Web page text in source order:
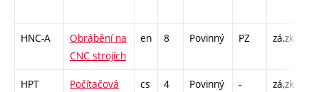
HNC-A
Obrábění na
CNC strojích
en 8 Povinný PZ zá,zk
HPT
Počítačová
cs 4 Povinný - zá,zk